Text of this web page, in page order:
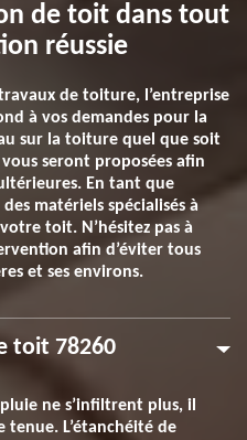
de toit dans tout
réussie
de toiture, l’entreprise
à vos demandes pour la
sur la toiture quel que soit
seront proposées afin
En tant que
matériels spécialisés à
toit. N’hésitez pas à
afin d’éviter tous
et ses environs.
toit 78260
ne s’infiltrent plus, il
L’étanchéité de